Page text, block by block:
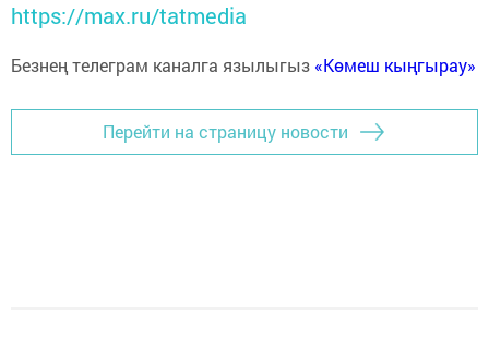
https://max.ru/tatmedia
Безнең телеграм каналга язылыгыз «Көмеш кыңгырау»
Перейти на страницу новости